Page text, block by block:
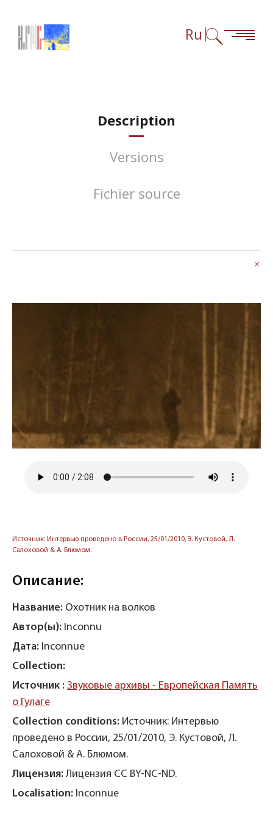
Ru
Description
Versions
Fichier source
Источник: Интервью проведено в России, 25/01/2010, Э. Кустовой, Л.
Салоховой & А. Блюмом.
Описание:
Название: Охотник на волков
Автор(ы): Inconnu
Дата: Inconnue
Collection:
Источник : Звуковые архивы - Европейская Память
о Гулаге
Collection conditions: Источник: Интервью
проведено в России, 25/01/2010, Э. Кустовой, Л.
Салоховой & А. Блюмом.
Лицензия: Лицензия CC BY-NC-ND.
Localisation: Inconnue